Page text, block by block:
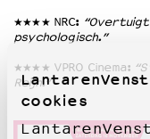
cookies
★★★★ NRC:
psychologisch.”
★★★★ VPRO Cinema:
Reijn.”